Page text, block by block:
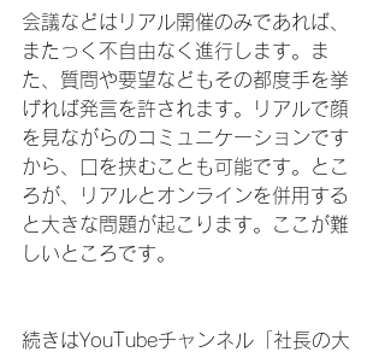
会議などはリアル開催のみであれば、
またっく不自由なく進行します。ま
た、質問や要望などもその都度手を挙
げれば発言を許されます。リアルで顔
を見ながらのコミュニケーションです
から、口を挟むことも可能です。とこ
ろが、リアルとオンラインを併用する
と大きな問題が起こります。ここが難
しいところです。
続きはYouTubeチャンネル「社長の大